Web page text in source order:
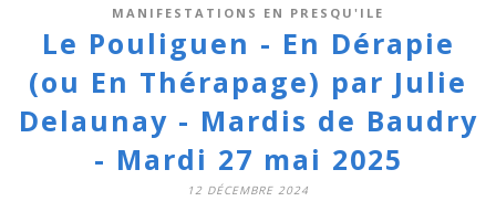
MANIFESTATIONS EN PRESQU'ILE
Le Pouliguen - En Dérapie
(ou En Thérapage) par Julie
Delaunay - Mardis de Baudry
- Mardi 27 mai 2025
12 DÉCEMBRE 2024